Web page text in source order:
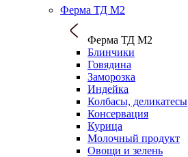
Ферма ТД М2
Ферма ТД М2
Блинчики
Говядина
Заморозка
Индейка
Колбасы, деликатесы
Консервация
Курица
Молочный продукт
Овощи и зелень